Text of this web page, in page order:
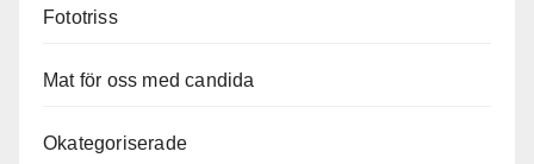
Fototriss
Mat för oss med candida
Okategoriserade